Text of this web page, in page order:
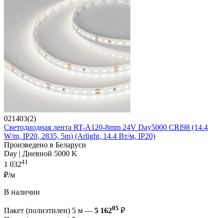
021403(2)
Светодиодная лента RT-A120-8mm 24V Day5000 CRI98 (14.4
W/m, IP20, 2835, 5m) (Arlight, 14.4 Вт/м, IP20)
Произведено в Беларуси
Day | Дневной 5000 K
1 03241
₽/м
В наличии
Пакет (полиэтилен) 5 м — 5 16205 ₽